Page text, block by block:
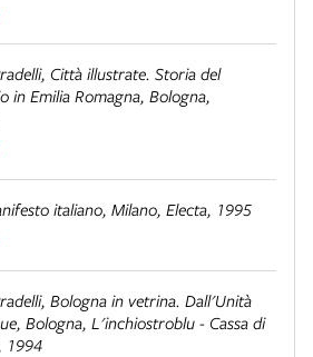
Città illustrate. Storia del
in Emilia Romagna, Bologna,
italiano, Milano, Electa, 1995
Bologna in vetrina. Dall'Unità
, Bologna, L'inchiostroblu - Cassa di
1994